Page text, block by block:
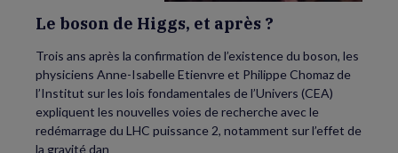
Le boson de Higgs, et après ?
Trois ans après la confirmation de l’existence du boson, les
physiciens Anne-Isabelle Etienvre et Philippe Chomaz de
l’Institut sur les lois fondamentales de l’Univers (CEA)
expliquent les nouvelles voies de recherche avec le
redémarrage du LHC puissance 2, notamment sur l’effet de
la gravité dan